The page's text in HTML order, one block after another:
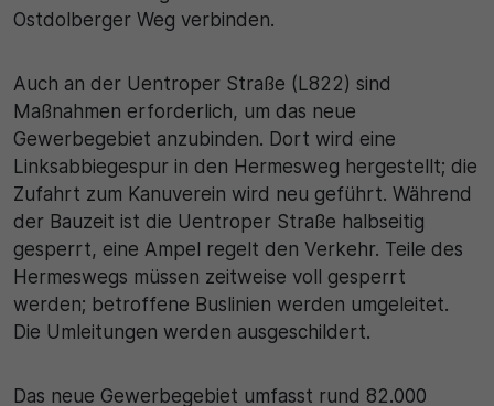
Ostdolberger Weg verbinden.
Auch an der Uentroper Straße (L822) sind
Maßnahmen erforderlich, um das neue
Gewerbegebiet anzubinden. Dort wird eine
Linksabbiegespur in den Hermesweg hergestellt; die
Zufahrt zum Kanuverein wird neu geführt. Während
der Bauzeit ist die Uentroper Straße halbseitig
gesperrt, eine Ampel regelt den Verkehr. Teile des
Hermeswegs müssen zeitweise voll gesperrt
werden; betroffene Buslinien werden umgeleitet.
Die Umleitungen werden ausgeschildert.
Das neue Gewerbegebiet umfasst rund 82.000